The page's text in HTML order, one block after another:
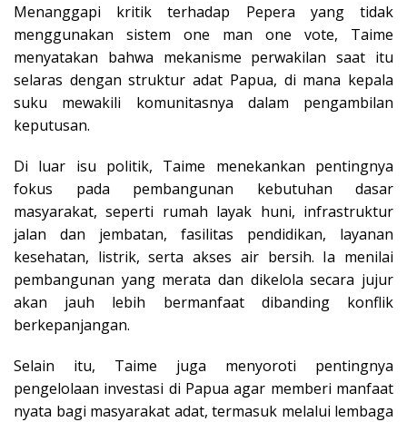
Menanggapi kritik terhadap Pepera yang tidak
menggunakan sistem one man one vote, Taime
menyatakan bahwa mekanisme perwakilan saat itu
selaras dengan struktur adat Papua, di mana kepala
suku mewakili komunitasnya dalam pengambilan
keputusan.
Di luar isu politik, Taime menekankan pentingnya
fokus pada pembangunan kebutuhan dasar
masyarakat, seperti rumah layak huni, infrastruktur
jalan dan jembatan, fasilitas pendidikan, layanan
kesehatan, listrik, serta akses air bersih. Ia menilai
pembangunan yang merata dan dikelola secara jujur
akan jauh lebih bermanfaat dibanding konflik
berkepanjangan.
Selain itu, Taime juga menyoroti pentingnya
pengelolaan investasi di Papua agar memberi manfaat
nyata bagi masyarakat adat, termasuk melalui lembaga